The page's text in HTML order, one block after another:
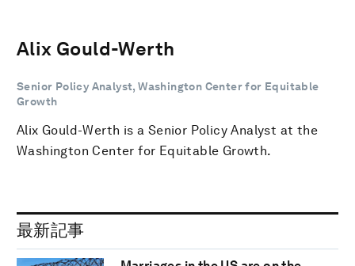
Alix Gould-Werth
Senior Policy Analyst, Washington Center for Equitable
Growth
Alix Gould-Werth is a Senior Policy Analyst at the
Washington Center for Equitable Growth.
最新記事